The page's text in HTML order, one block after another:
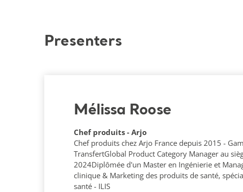
Presenters
Mélissa Roose
Chef produits - Arjo
Chef produits chez Arjo France depuis 2015 -
TransfertGlobal Product Category Manager au
2024Diplômée d'un Master en Ingénierie et
clinique & Marketing des produits de santé,
santé - ILIS